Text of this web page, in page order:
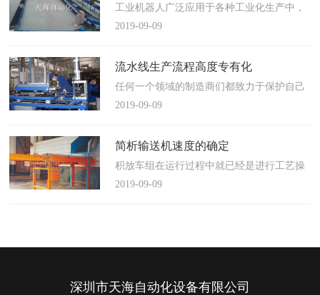
工业机器人广泛应用于各种工业化生产中，
慢慢取代工人，做着高强度、重复性、有职
人联合会(IFR)预测，2014年中国将成为全球
最大的工业机器人市场，将占全球总销量
17%。业内把2014年称为“中国工业机器人元
2019-09-09
流水线生产流程高度专有化
任何一个领域的制造商们都致力于保护自己
的自动化流水线生产流程不被外人知晓，即
大多数流程都带有某种专有的性质，并且混
合了不同的方法、技术和操作方式，而这最
终将影响一个制造商进行有效竞争的能力。
2019-09-09
简析输送机速度的确定
积放车组在运行过程中就已经是进行工艺操
作的区段，运行速度是由积放小车组的运行
2019-09-09
深圳市天海自动化设备有限公司